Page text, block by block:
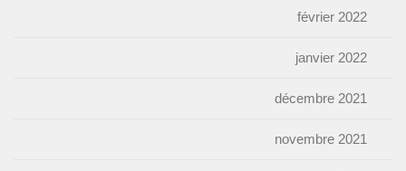
février 2022
janvier 2022
décembre 2021
novembre 2021